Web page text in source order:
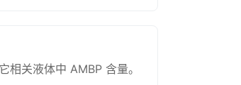
关液体中 AMBP 含量。